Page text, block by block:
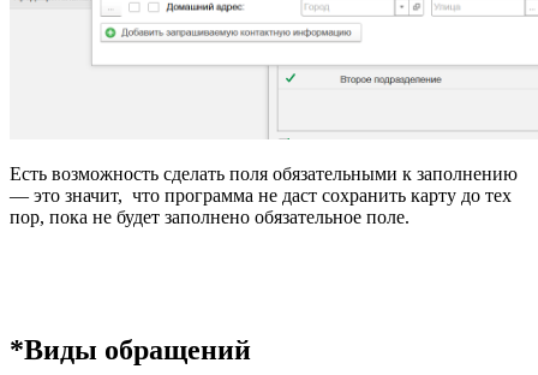
Есть возможность сделать поля обязательными к заполнению
— это значит, что программа не даст сохранить карту до тех
пор, пока не будет заполнено обязательное поле.
*Виды обращений